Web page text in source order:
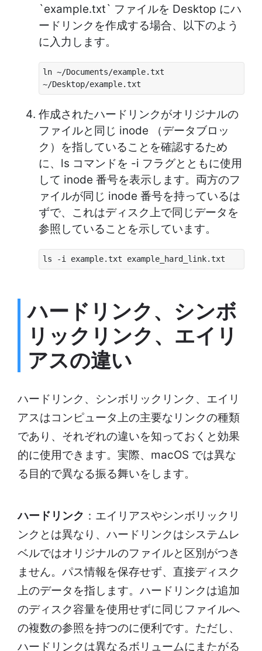
`example.txt` ファイルを Desktop にハ
ードリンクを作成する場合、以下のよう
に入力します。
ln ~/Documents/example.txt
~/Desktop/example.txt
作成されたハードリンクがオリジナルの
ファイルと同じ inode （データブロッ
ク）を指していることを確認するため
に、ls コマンドを -i フラグとともに使用
して inode 番号を表示します。両方のフ
ァイルが同じ inode 番号を持っているは
ずで、これはディスク上で同じデータを
参照していることを示しています。
ls -i example.txt example_hard_link.txt
ハードリンク、シンボ
リックリンク、エイリ
アスの違い
ハードリンク、シンボリックリンク、エイリ
アスはコンピュータ上の主要なリンクの種類
であり、それぞれの違いを知っておくと効果
的に使用できます。実際、macOS では異な
る目的で異なる振る舞いをします。
ハードリンク ：エイリアスやシンボリックリ
ンクとは異なり、ハードリンクはシステムレ
ベルではオリジナルのファイルと区別がつき
ません。パス情報を保存せず、直接ディスク
上のデータを指します。ハードリンクは追加
のディスク容量を使用せずに同じファイルへ
の複数の参照を持つのに便利です。ただし、
ハードリンクは異なるボリュームにまたがる